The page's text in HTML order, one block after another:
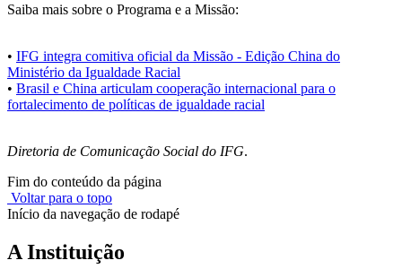
Saiba mais sobre o Programa e a Missão:
• IFG integra comitiva oficial da Missão - Edição China do
Ministério da Igualdade Racial
• Brasil e China articulam cooperação internacional para o
fortalecimento de políticas de igualdade racial
Diretoria de Comunicação Social do IFG.
Fim do conteúdo da página
Voltar para o topo
Início da navegação de rodapé
A Instituição